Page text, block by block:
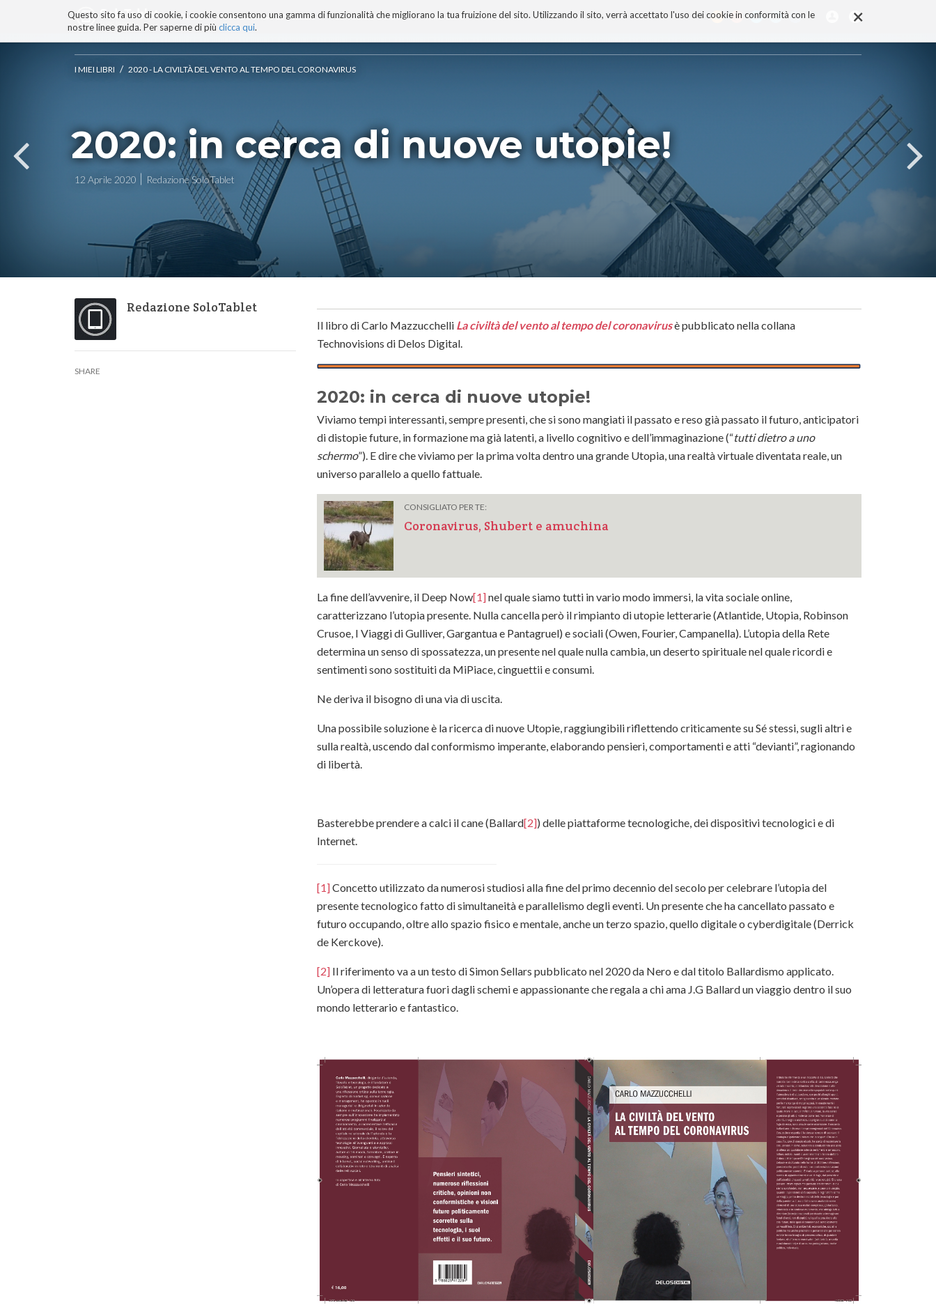
×
Questo sito fa uso di cookie, i cookie consentono una gamma di funzionalità che migliorano la tua fruizione del sito. Utilizzando il sito, verrà accettato l'uso dei cookie in conformità con le
nostre linee guida. Per saperne di più clicca qui.
BLOG TECNOCONSAPEVOLEZZA TECNOBIBLIOGRAFIA I MIEI LIBRI PROGETTO
ai
contenuti.
|
Salta
alla
navigazione
I MIEI LIBRI / 2020 - LA CIVILTÀ DEL VENTO AL TEMPO DEL CORONAVIRUS
2020: in cerca di nuove utopie!
12 Aprile 2020 Redazione SoloTablet
Redazione SoloTablet
SHARE
Il libro di Carlo Mazzucchelli La civiltà del vento al tempo del coronavirusè pubblicato nella collana
Technovisions di Delos Digital.
2020: in cerca di nuove utopie!
Viviamo tempi interessanti, sempre presenti, che si sono mangiati il passato e reso già passato il futuro, anticipatori
di distopie future, in formazione ma già latenti, a livello cognitivo e dell’immaginazione (“tutti dietro a uno
schermo”). E dire che viviamo per la prima volta dentro una grande Utopia, una realtà virtuale diventata reale, un
universo parallelo a quello fattuale.
CONSIGLIATO PER TE:
Coronavirus, Shubert e amuchina
La fine dell’avvenire, il Deep Now[1]nel quale siamo tutti in vario modo immersi, la vita sociale online,
caratterizzano l’utopia presente. Nulla cancella però il rimpianto di utopie letterarie (Atlantide, Utopia, Robinson
Crusoe, I Viaggi di Gulliver, Gargantua e Pantagruel) e sociali (Owen, Fourier, Campanella). L’utopia della Rete
determina un senso di spossatezza, un presente nel quale nulla cambia, un deserto spirituale nel quale ricordi e
sentimenti sono sostituiti da MiPiace, cinguettii e consumi.
Ne deriva il bisogno di una via di uscita.
Una possibile soluzione è la ricerca di nuove Utopie, raggiungibili riflettendo criticamente su Sé stessi, sugli altri e
sulla realtà, uscendo dal conformismo imperante, elaborando pensieri, comportamenti e atti “devianti”, ragionando
di libertà.
Basterebbe prendere a calci il cane (Ballard[2]) delle piattaforme tecnologiche, dei dispositivi tecnologici e di
Internet.
[1]Concetto utilizzato da numerosi studiosi alla fine del primo decennio del secolo per celebrare l’utopia del
presente tecnologico fatto di simultaneità e parallelismo degli eventi. Un presente che ha cancellato passato e
futuro occupando, oltre allo spazio fisico e mentale, anche un terzo spazio, quello digitale o cyberdigitale (Derrick
de Kerckove).
[2] Il riferimento va a un testo di Simon Sellars pubblicato nel 2020 da Nero e dal titolo Ballardismo applicato.
Un’opera di letteratura fuori dagli schemi e appassionante che regala a chi ama J.G Ballard un viaggio dentro il suo
mondo letterario e fantastico.